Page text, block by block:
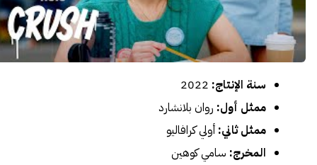
سنة الإنتاج: 2022
ممثل أول: روان بلانشارد
ممثل ثاني: أولي كرافاليو
المخرج: سامي كوهين